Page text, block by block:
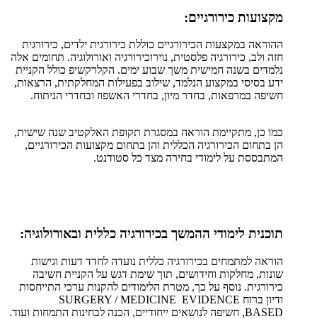
מקצועות כירורגיים:
ההוראה במקצעות הכירורגיים כוללת כירורגית ילדים, כירורגית
חזה ולב, כירורגיה פלסטית, נוירוכירורגיה ואורולוגיה. תחומים אלה
נלמדים בשנה חמישית משך שבוע ימים. הקלרקשיפ כולל הקניית
ידע בסיסי במקצוע הנלמד, שילוב בפעילות המחלקתית, הרצאות,
חשיפה במרפאות, בחדר מיון, בחדרי האשפוז ובחדרי הניתוח.
כמו כן, מתקיימת הוראה במסגרת תקופת האלקטיב שנה שישית,
הן בתחום הכירורגיה הכללית והן בתחום מקצועות הכירורגיים,
המתבססת על לימודי בחירה מצד כל סטודנט.
תוכנית לימודי ההמשך בכירורגיה כללית ובאורולוגיה:
הוראה למתמחים בכירורגיה כללית נועדה לחדד דעות וגישות
שונות, מחלקות וחידושים, תוך שימת דגש על הקניית חשיבה
כירורגית. נוסף על כך, מטרת הלימודים להקנות ערכי התייחסות
ודיון ברוח SURGERY / MEDICINE EVIDENCE
BASED, חשיפה לנושאים ייחודיים, הכנה לבחינות התמחות ועוד.